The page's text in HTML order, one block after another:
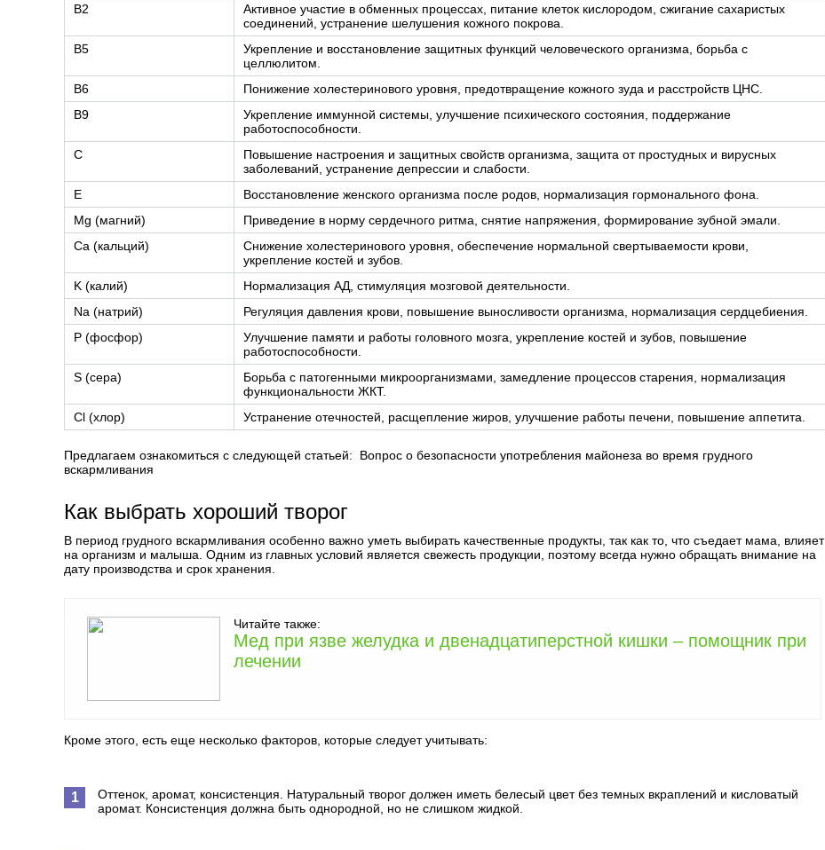
B2
Активное участие в обменных процессах, питание клеток кислородом, сжигание сахаристых
соединений, устранение шелушения кожного покрова.
B5
Укрепление и восстановление защитных функций человеческого организма, борьба с
целлюлитом.
B6
Понижение холестеринового уровня, предотвращение кожного зуда и расстройств ЦНС.
B9
Укрепление иммунной системы, улучшение психического состояния, поддержание
работоспособности.
С
Повышение настроения и защитных свойств организма, защита от простудных и вирусных
заболеваний, устранение депрессии и слабости.
E
Восстановление женского организма после родов, нормализация гормонального фона.
Mg (магний)
Приведение в норму сердечного ритма, снятие напряжения, формирование зубной эмали.
Ca (кальций)
Снижение холестеринового уровня, обеспечение нормальной свертываемости крови,
укрепление костей и зубов.
K (калий)
Нормализация АД, стимуляция мозговой деятельности.
Na (натрий)
Регуляция давления крови, повышение выносливости организма, нормализация сердцебиения.
P (фосфор)
Улучшение памяти и работы головного мозга, укрепление костей и зубов, повышение
работоспособности.
S (сера)
Борьба с патогенными микроорганизмами, замедление процессов старения, нормализация
функциональности ЖКТ.
Cl (хлор)
Устранение отечностей, расщепление жиров, улучшение работы печени, повышение аппетита.
Предлагаем ознакомиться с следующей статьей:
Вопрос о безопасности употребления майонеза во время грудного
вскармливания
Как выбрать хороший творог
В период грудного вскармливания особенно важно уметь выбирать качественные продукты, так как то, что съедает мама, влияет
на организм и малыша. Одним из главных условий является свежесть продукции, поэтому всегда нужно обращать внимание на
дату производства и срок хранения.
Читайте также:
Мед при язве желудка и двенадцатиперстной кишки – помощник при
лечении
Кроме этого, есть еще несколько факторов, которые следует учитывать:
Оттенок, аромат, консистенция. Натуральный творог должен иметь белесый цвет без темных вкраплений и кисловатый
аромат. Консистенция должна быть однородной, но не слишком жидкой.